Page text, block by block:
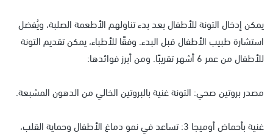
يمكن إدخال التونة للأطفال بعد بدء تناولهم الأطعمة الصلبة، ويُفضل
استشارة طبيب الأطفال قبل البدء. وفقًا للأطباء، يمكن تقديم التونة
للأطفال من عمر 6 أشهر تقريبًا. ومن أبرز فوائدها:
مصدر بروتين صحي: التونة غنية بالبروتين الخالي من الدهون المشبعة.
غنية بأحماض أوميجا 3: تساعد في نمو دماغ الأطفال وحماية القلب،